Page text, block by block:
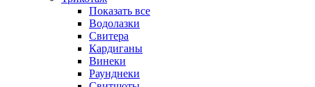
Показать все
Водолазки
Свитера
Кардиганы
Винеки
Раунднеки